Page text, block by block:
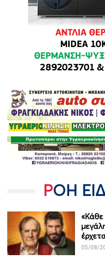
ΡΟΗ
«Κάθε
05/08/